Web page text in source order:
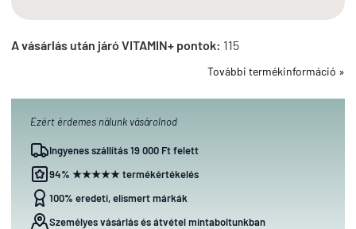
A vásárlás után járó VITAMIN+ pontok: 115
További termékinformáció »
Ezért érdemes nálunk vásárolnod
Ingyenes szállítás 19 000 Ft felett
94% ★★★★★ termékértékelés
100% eredeti, elismert márkák
Személyes vásárlás és átvétel mintaboltunkban